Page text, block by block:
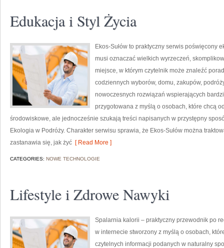
Edukacja i Styl Życia
Ekos-Sułów to praktyczny serwis poświęcony
musi oznaczać wielkich wyrzeczeń,
miejsce, w którym czytelnik może znaleźć
codziennych wyborów, domu, zakupów,
nowoczesnych rozwiązań wspierających
przygotowana z myślą o osobach, które chcą
środowiskowe, ale jednocześnie szukają treści napisanych w przystępny
Ekologia w Podróży. Charakter serwisu sprawia, że Ekos-Sułów można
zastanawia się, jak żyć [ Read More ]
CATEGORIES: NOWE TECHNOLOGIE
Lifestyle i Zdrowe Nawyki
Spalarnia kalorii – praktyczny przewodnik po
w internecie stworzony z myślą o osobach,
czytelnych informacji podanych w naturalny